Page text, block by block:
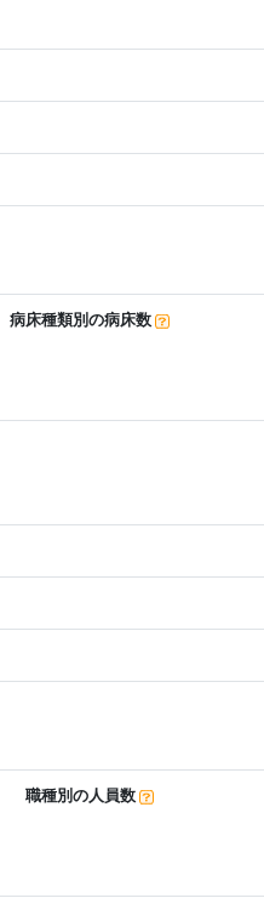
病床種類別の病床数
職種別の人員数